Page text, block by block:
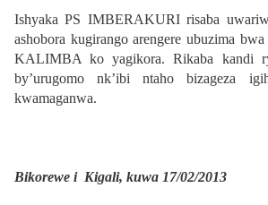
Ishyaka PS IMBERAKURI risaba
ashobora kugirango arengere ubuzima
KALIMBA ko yagikora. Rikaba kandi
by’urugomo nk’ibi ntaho bizageza
kwamaganwa.
Bikorewe i Kigali, kuwa 17/02/2013